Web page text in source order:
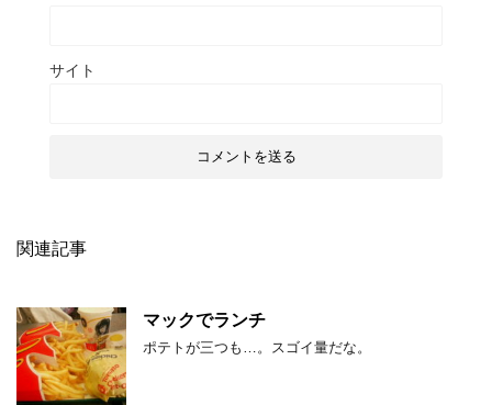
サイト
関連記事
マックでランチ
ポテトが三つも…。スゴイ量だな。